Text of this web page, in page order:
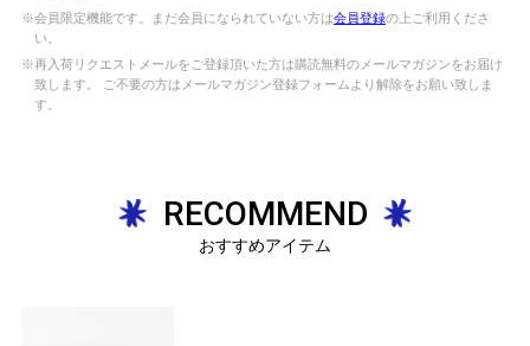
※会員限定機能です。まだ会員になられていない方は会員登録の上ご利用くださ
い。
※再入荷リクエストメールをご登録頂いた方は購読無料のメールマガジンをお届け
致します。 ご不要の方はメールマガジン登録フォームより解除をお願い致しま
す。
RECOMMEND
おすすめアイテム